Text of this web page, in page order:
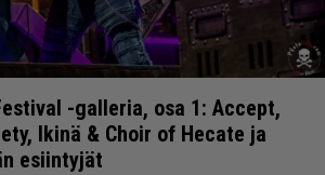
-galleria, osa 1: Accept,
Ikinä & Choir of Hecate ja
esiintyjät